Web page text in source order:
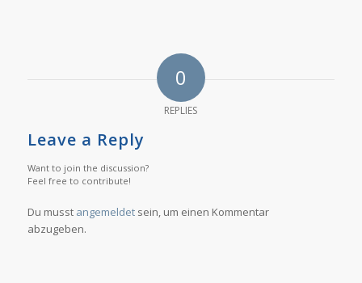
0
REPLIES
Leave a Reply
Want to join the discussion?
Feel free to contribute!
Du musst angemeldetsein, um einen Kommentar
abzugeben.